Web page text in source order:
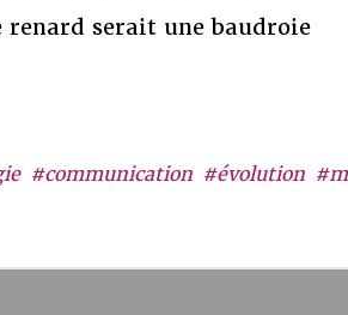
#communication #évolution
renard serait une baudroie